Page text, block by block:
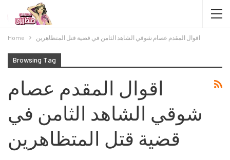
Home اقوال المقدم عصام شوقي الشاهد الثامن في قضية قتل المتظاهرين
Browsing Tag
اقوال المقدم عصام
شوقي الشاهد الثامن في
قضية قتل المتظاهرين